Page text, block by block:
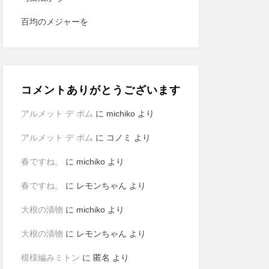
百均のメジャーを
コメントありがとうございます
アルメット デ ポム に michikoより
アルメット デ ポム に コノミ より
春ですね。 に michikoより
春ですね。 に レモンちゃん より
大根の漬物 に michikoより
大根の漬物 に レモンちゃん より
模様編みミトン に 匿名 より